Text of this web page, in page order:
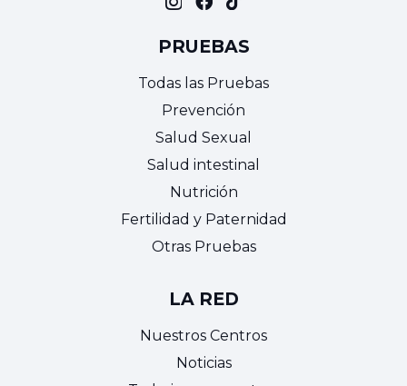
PRUEBAS
Todas las Pruebas
Prevención
Salud Sexual
Salud intestinal
Nutrición
Fertilidad y Paternidad
Otras Pruebas
LA RED
Nuestros Centros
Noticias